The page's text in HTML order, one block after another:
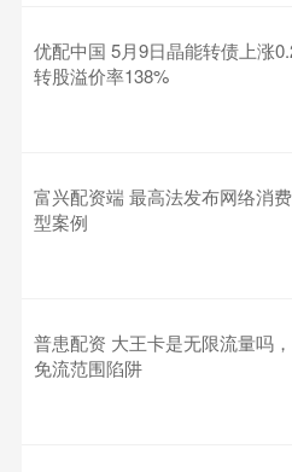
优配中国 5月9日晶能转债上涨
转股溢价率138%
富兴配资端 最高法发布网络消
型案例
普患配资 大王卡是无限流量吗
免流范围陷阱